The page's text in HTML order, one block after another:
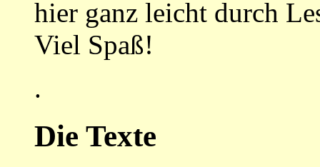
hier ganz leicht durch
Viel Spaß!
.
Die Texte